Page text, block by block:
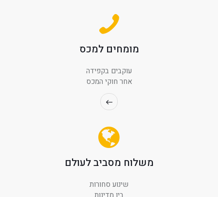
מומחים למכס
עוקבים בקפידה
אחר חוקי המכס
משלוח מסביב לעולם
שינוע סחורות